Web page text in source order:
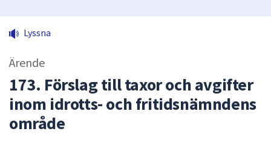
sökfältet
kommer
sökförslag
Lyssna
Ärende
173. Förslag till taxor och avgifter
inom idrotts- och fritidsnämndens
område